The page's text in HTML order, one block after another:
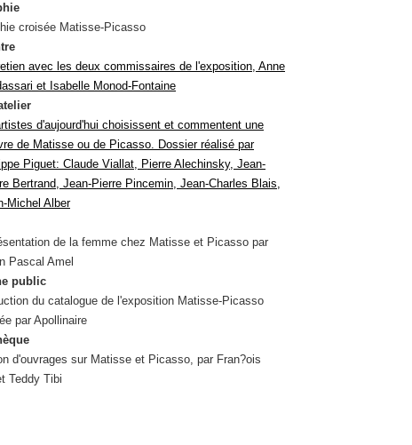
croisée Matisse-Picasso
avec les deux commissaires de l'exposition, Anne
et Isabelle Monod-Fontaine
d'aujourd'hui choisissent et commentent une
de Matisse ou de Picasso. Dossier réalisé par
Piguet: Claude Viallat, Pierre Alechinsky, Jean-
Bertrand, Jean-Pierre Pincemin, Jean-Charles Blais,
Michel Alber
de la femme chez Matisse et Picasso par
Pascal Amel
public
du catalogue de l'exposition Matisse-Picasso
par Apollinaire
d'ouvrages sur Matisse et Picasso, par Fran?ois
Teddy Tibi